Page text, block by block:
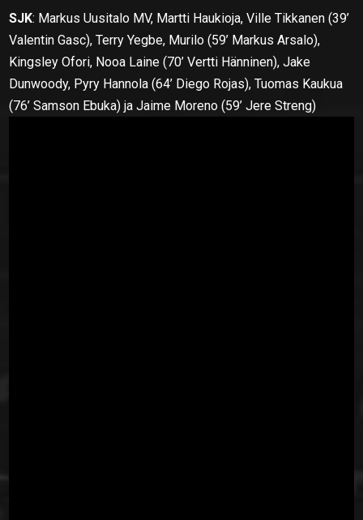
SJK: Markus Uusitalo MV, Martti Haukioja, Ville Tikkanen (39’
Valentin Gasc), Terry Yegbe, Murilo (59’ Markus Arsalo),
Kingsley Ofori, Nooa Laine (70’ Vertti Hänninen), Jake
Dunwoody, Pyry Hannola (64’ Diego Rojas), Tuomas Kaukua
(76’ Samson Ebuka) ja Jaime Moreno (59’ Jere Streng)